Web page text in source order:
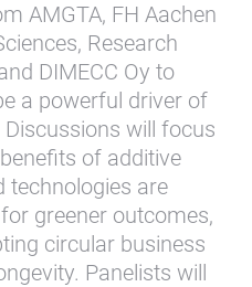
AMGTA, FH Aachen
Research
DIMECC Oy to
a powerful driver of
will focus
of additive
technologies are
greener outcomes,
circular business
Panelists will